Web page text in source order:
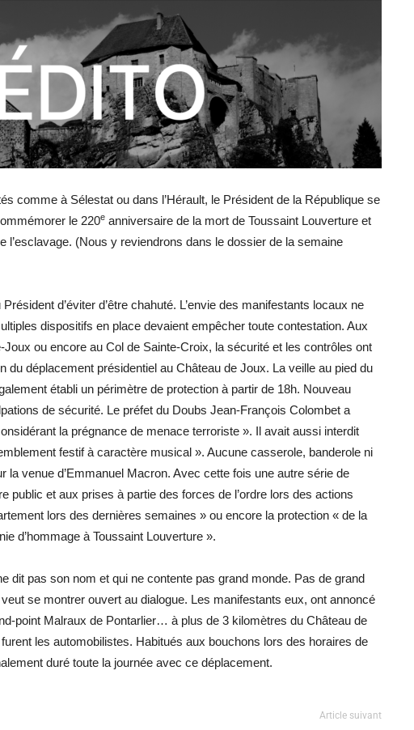
l'info
Hebdo25
comme à Sélestat ou dans l’Hérault, le Président de la République se
le 220e anniversaire de la mort de Toussaint Louverture et
l’esclavage. (Nous y reviendrons dans le dossier de la semaine
d’éviter d’être chahuté. L’envie des manifestants locaux ne
dispositifs en place devaient empêcher toute contestation. Aux
ou encore au Col de Sainte-Croix, la sécurité et les contrôles ont
du déplacement présidentiel au Château de Joux. La veille au pied du
établi un périmètre de protection à partir de 18h. Nouveau
de sécurité. Le préfet du Doubs Jean-François Colombet a
la prégnance de menace terroriste ». Il avait aussi interdit
festif à caractère musical ». Aucune casserole, banderole ni
la venue d’Emmanuel Macron. Avec cette fois une autre série de
public et aux prises à partie des forces de l’ordre lors des actions
lors des dernières semaines » ou encore la protection « de la
d’hommage à Toussaint Louverture ».
dit pas son nom et qui ne contente pas grand monde. Pas de grand
se montrer ouvert au dialogue. Les manifestants eux, ont annoncé
point Malraux de Pontarlier… à plus de 3 kilomètres du Château de
les automobilistes. Habitués aux bouchons lors des horaires de
duré toute la journée avec ce déplacement.
Article suivant